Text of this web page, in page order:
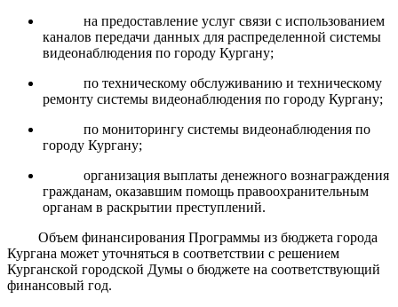
на предоставление услуг связи с использованием
каналов передачи данных для распределенной системы
видеонаблюдения по городу Кургану;
по техническому обслуживанию и техническому
ремонту системы видеонаблюдения по городу Кургану;
по мониторингу системы видеонаблюдения по
городу Кургану;
организация выплаты денежного вознаграждения
гражданам, оказавшим помощь правоохранительным
органам в раскрытии преступлений.
Объем финансирования Программы из бюджета города
Кургана может уточняться в соответствии с решением
Курганской городской Думы о бюджете на соответствующий
финансовый год.